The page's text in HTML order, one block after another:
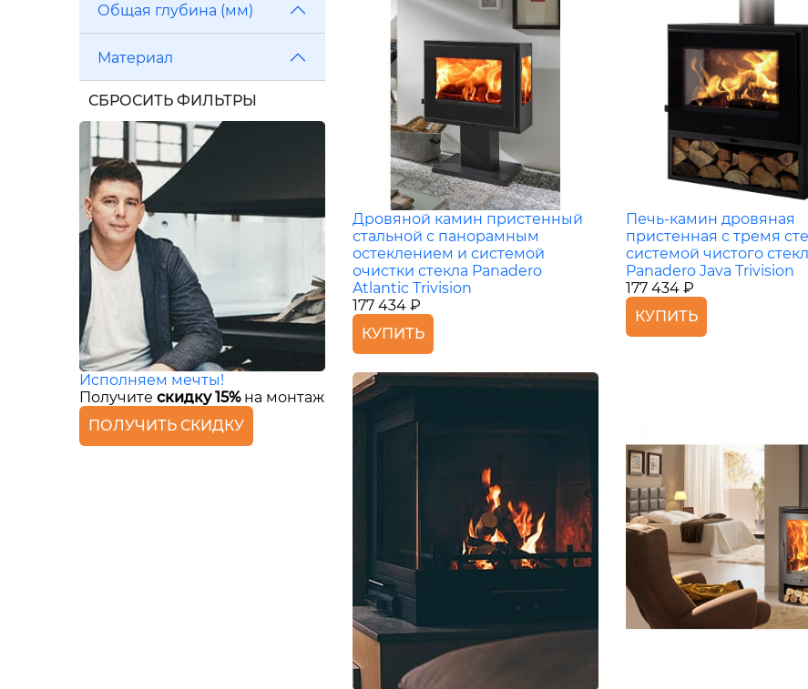
Общая глубина (мм)
Материал
СБРОСИТЬ ФИЛЬТРЫ
Исполняем мечты!
Получите скидку 15%на монтаж
ПОЛУЧИТЬ СКИДКУ
Дровяной камин пристенный
стальной с панорамным
остеклением и системой
очистки стекла Panadero
Atlantic Trivision
177 434 ₽
КУПИТЬ
Печь-камин дровяная
пристенная с тремя
системой чистого
Panadero Java Trivision
177 434 ₽
КУПИТЬ